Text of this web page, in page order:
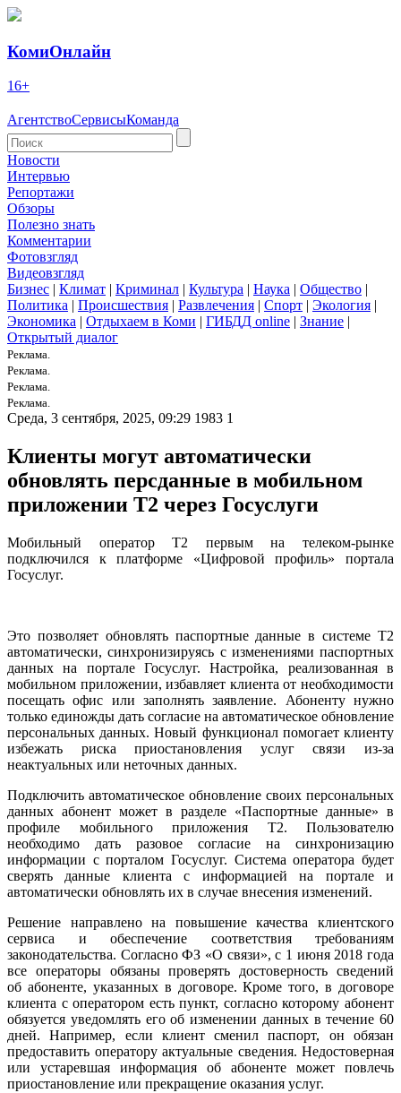
КомиОнлайн
16+
АгентствоСервисыКоманда
Новости
Интервью
Репортажи
Обзоры
Полезно знать
Комментарии
Фотовзгляд
Видеовзгляд
Бизнес | Климат | Криминал | Культура | Наука | Общество |
Политика | Происшествия | Развлечения | Спорт | Экология |
Экономика | Отдыхаем в Коми | ГИБДД online | Знание |
Открытый диалог
Реклама.
Реклама.
Реклама.
Реклама.
Среда, 3 сентября, 2025, 09:29 1983 1
Клиенты могут автоматически
обновлять персданные в мобильном
приложении Т2 через Госуслуги
Мобильный оператор T2 первым на телеком-рынке
подключился к платформе «Цифровой профиль» портала
Госуслуг.
Это позволяет обновлять паспортные данные в системе Т2
автоматически, синхронизируясь с изменениями паспортных
данных на портале Госуслуг. Настройка, реализованная в
мобильном приложении, избавляет клиента от необходимости
посещать офис или заполнять заявление. Абоненту нужно
только единожды дать согласие на автоматическое обновление
персональных данных. Новый функционал помогает клиенту
избежать риска приостановления услуг связи из-за
неактуальных или неточных данных.
Подключить автоматическое обновление своих персональных
данных абонент может в разделе «Паспортные данные» в
профиле мобильного приложения Т2. Пользователю
необходимо дать разовое согласие на синхронизацию
информации с порталом Госуслуг. Система оператора будет
сверять данные клиента с информацией на портале и
автоматически обновлять их в случае внесения изменений.
Решение направлено на повышение качества клиентского
сервиса и обеспечение соответствия требованиям
законодательства. Согласно ФЗ «О связи», с 1 июня 2018 года
все операторы обязаны проверять достоверность сведений
об абоненте, указанных в договоре. Кроме того, в договоре
клиента с оператором есть пункт, согласно которому абонент
обязуется уведомлять его об изменении данных в течение 60
дней. Например, если клиент сменил паспорт, он обязан
предоставить оператору актуальные сведения. Недостоверная
или устаревшая информация об абоненте может повлечь
приостановление или прекращение оказания услуг.